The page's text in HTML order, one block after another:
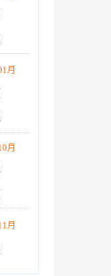
月
月
月